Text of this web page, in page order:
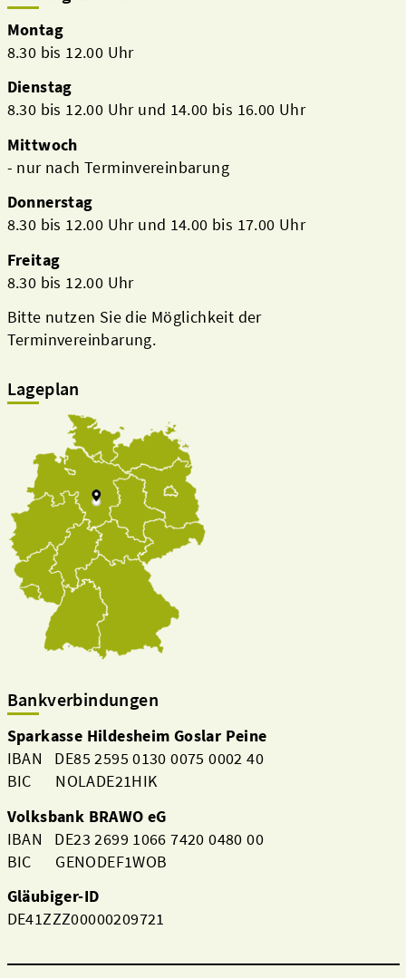
Montag
8.30 bis 12.00 Uhr
Dienstag
8.30 bis 12.00 Uhr und 14.00 bis 16.00 Uhr
Mittwoch
- nur nach Terminvereinbarung
Donnerstag
8.30 bis 12.00 Uhr und 14.00 bis 17.00 Uhr
Freitag
8.30 bis 12.00 Uhr
Bitte nutzen Sie die Möglichkeit der
Terminvereinbarung.
Lageplan
Bankverbindungen
Sparkasse Hildesheim Goslar Peine
IBAN DE85 2595 0130 0075 0002 40
BIC NOLADE21HIK
Volksbank BRAWO eG
IBAN DE23 2699 1066 7420 0480 00
BIC GENODEF1WOB
Gläubiger-ID
DE41ZZZ00000209721